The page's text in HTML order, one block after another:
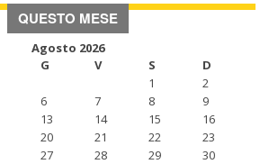
QUESTO MESE
Agosto 2026
G V S
D
1
2
6 7 8
9
13 14 15
16
20 21 22
23
27 28 29
30